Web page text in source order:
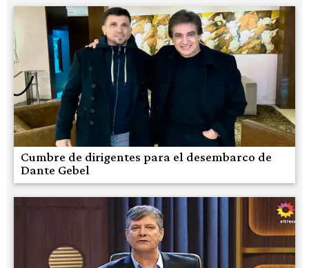
Cumbre de dirigentes para el desembarco de
Dante Gebel